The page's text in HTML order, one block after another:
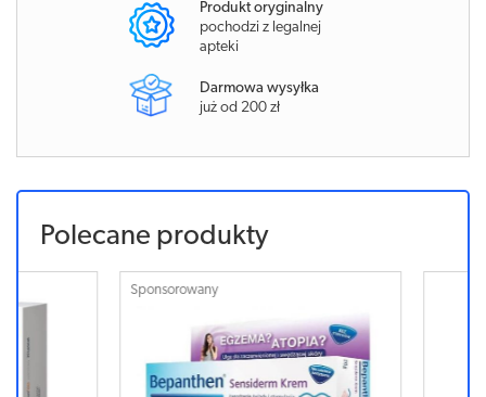
Produkt oryginalny
pochodzi z legalnej
apteki
Darmowa wysyłka
już od 200 zł
Polecane produkty
Sponsorowany